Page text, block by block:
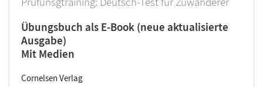
Übungsbuch als E-Book (neue aktualisierte
Ausgabe)
Mit Medien
Cornelsen Verlag